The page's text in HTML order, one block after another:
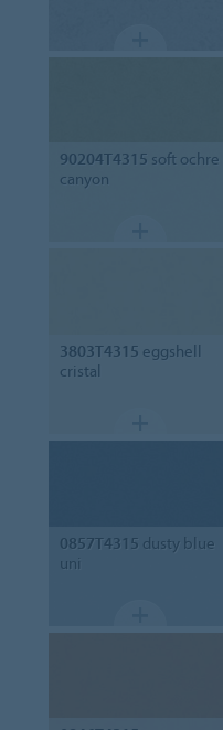
90204T4315 soft ochre
canyon
3803T4315 eggshell
cristal
0857T4315 dusty blue
uni